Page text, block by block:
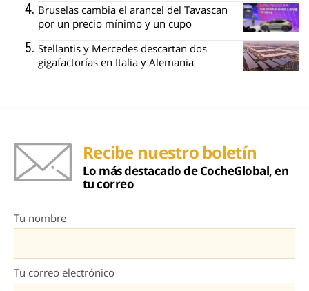
Bruselas cambia el arancel del Tavascan
por un precio mínimo y un cupo
Stellantis y Mercedes descartan dos
gigafactorías en Italia y Alemania
Recibe nuestro boletín
Lo más destacado de CocheGlobal, en
tu correo
Tu nombre
Tu correo electrónico